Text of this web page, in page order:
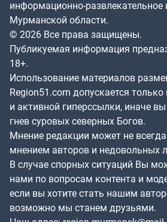
информационно-развлекательное
Мурманской области.
© 2026 Все права защищены.
Публикуемая информация
18+.
Использование материалов
Region51.com допускается
и активной гиперссылки, иначе
гнев суровых северных Богов.
Мнение редакции может не
мнением авторов и недовольных
В случае спорных ситуаций Вы
нами по вопросам контента и
если вы хотите стать нашим
возможно мы станем друзьями.